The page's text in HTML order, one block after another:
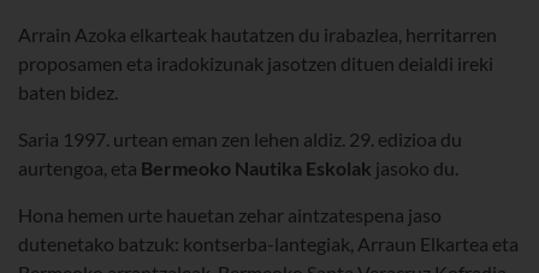
Arrain Azoka elkarteak hautatzen du irabazlea, herritarren
proposamen eta iradokizunak jasotzen dituen deialdi ireki
baten bidez.
Saria 1997. urtean eman zen lehen aldiz. 29. edizioa du
aurtengoa, eta Bermeoko Nautika Eskolak jasoko du.
Hona hemen urte hauetan zehar aintzatespena jaso
dutenetako batzuk: kontserba-lantegiak, Arraun Elkartea eta